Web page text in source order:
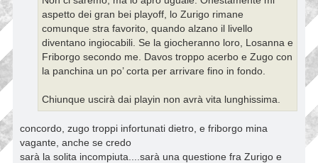
aspetto dei gran bei playoff, lo Zurigo rimane
comunque stra favorito, quando alzano il livello
diventano ingiocabili. Se la giocheranno loro, Losanna e
Friborgo secondo me. Davos troppo acerbo e Zugo con
la panchina un po’ corta per arrivare fino in fondo.
Chiunque uscirà dai playin non avrà vita lunghissima.
concordo, zugo troppi infortunati dietro, e friborgo mina
vagante, anche se credo
sarà la solita incompiuta....sarà una questione fra Zurigo e